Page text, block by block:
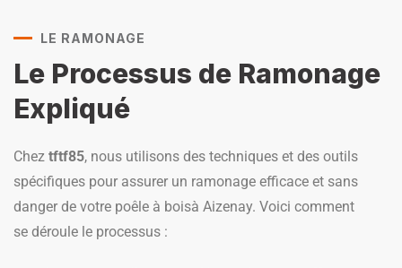
LE RAMONAGE
Le Processus de Ramonage
Expliqué
Chez tftf85, nous utilisons des techniques et des outils
spécifiques pour assurer un ramonage efficace et sans
danger de votre poêle à boisà Aizenay. Voici comment
se déroule le processus :